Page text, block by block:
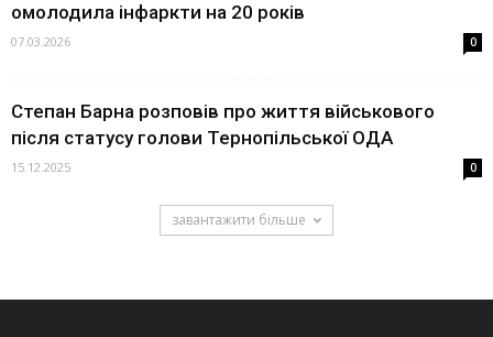
омолодила інфаркти на 20 років
07.03.2026 0
Степан Барна розповів про життя військового
після статусу голови Тернопільської ОДА
15.12.2025 0
завантажити більше